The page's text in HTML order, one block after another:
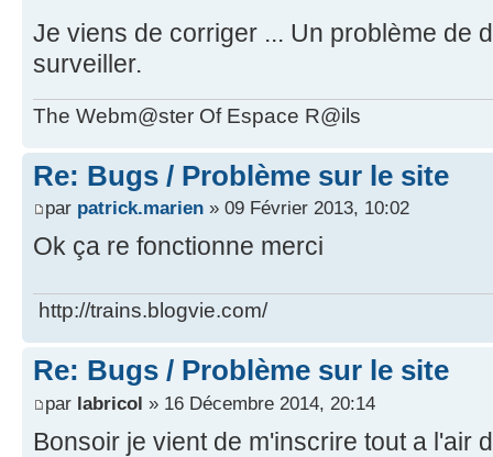
Je viens de corriger ... Un problème de
surveiller.
The Webm@ster Of Espace R@ils
Re: Bugs / Problème sur le site
par patrick.marien » 09 Février 2013, 10:02
Ok ça re fonctionne merci
http://trains.blogvie.com/
Re: Bugs / Problème sur le site
par labricol » 16 Décembre 2014, 20:14
Bonsoir je vient de m'inscrire tout a l'air